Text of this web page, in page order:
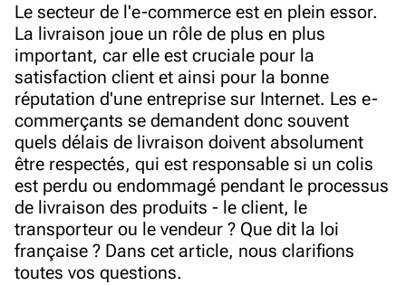
Le secteur de l'e-commerce est en plein essor.
La livraison joue un rôle de plus en plus
important, car elle est cruciale pour la
satisfaction client et ainsi pour la bonne
réputation d'une entreprise sur Internet. Les e-
commerçants se demandent donc souvent
quels délais de livraison doivent absolument
être respectés, qui est responsable si un colis
est perdu ou endommagé pendant le processus
de livraison des produits - le client, le
transporteur ou le vendeur ? Que dit la loi
française ? Dans cet article, nous clarifions
toutes vos questions.